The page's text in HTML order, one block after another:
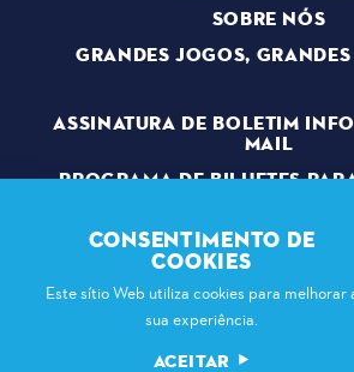
SOBRE NÓS
GRANDES JOGOS,
ASSINATURA DE BOLETIM
MAIL
PROGRAMA DE BILHETES
VOLUNTÁRIOS
CONSENTIMENTO DE
COOKIES
Este sítio Web utiliza cookies para melhorar
sua experiência.
ACEITAR